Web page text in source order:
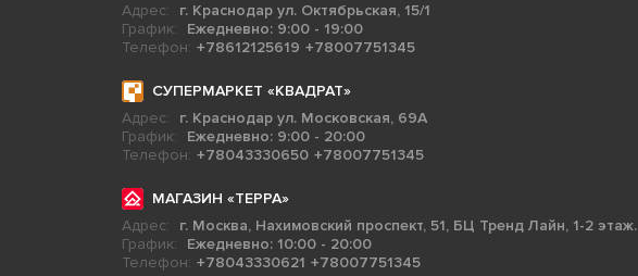
Адрес:
г. Краснодар ул. Октябрьская, 15/1
График:
Ежедневно: 9:00 - 19:00
Телефон: +78612125619 +78007751345
СУПЕРМАРКЕТ «КВАДРАТ»
Адрес:
г. Краснодар ул. Московская, 69А
График:
Ежедневно: 9:00 - 20:00
Телефон: +78043330650 +78007751345
МАГАЗИН «ТЕРРА»
Адрес:
г. Москва, Нахимовский проспект, 51, БЦ Тренд Лайн, 1-2 этаж.
График:
Ежедневно: 10:00 - 20:00
Телефон: +78043330621 +78007751345